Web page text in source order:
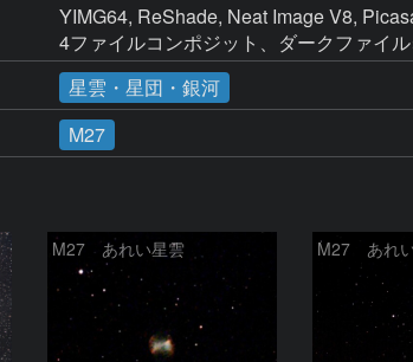
YIMG64, ReShade, Neat Image V8,
4ファイルコンポジット、ダークファイ
星雲・星団・銀河
M27
M27 あれい星雲 M27 あれ